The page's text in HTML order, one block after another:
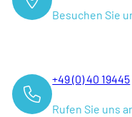
Besuchen Sie
+49 (0) 40 19445
Rufen Sie uns